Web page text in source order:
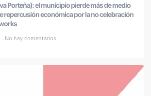
Porteña): el municipio pierde más de medio
repercusión económica por la no celebración
No hay comentarios